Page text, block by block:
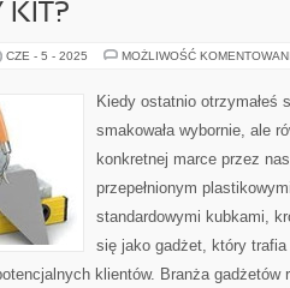
KIT?
CZE - 5 - 2025 MOŻLIWOŚĆ
Kiedy ostatnio otrzymałeś
smakowała wybornie, ale
konkretnej marce przez
przepełnionym
standardowymi kubkami,
się jako gadżet, który
klientów. Branża